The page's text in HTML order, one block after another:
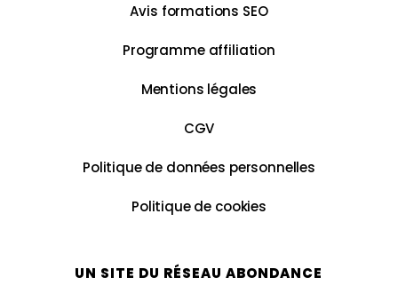
Avis formations SEO
Programme affiliation
Mentions légales
CGV
Politique de données personnelles
Politique de cookies
UN SITE DU RÉSEAU ABONDANCE